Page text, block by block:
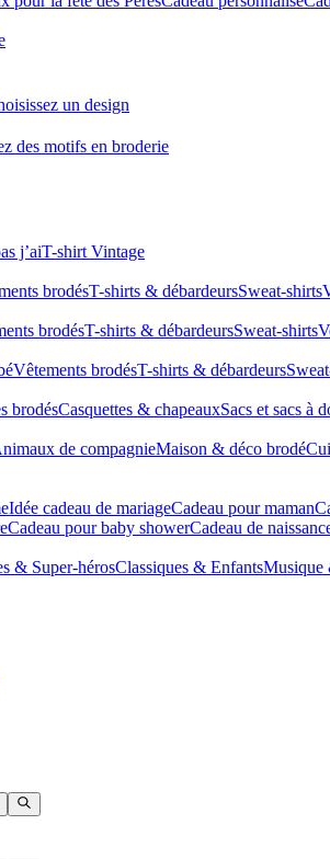
un design
des motifs en broderie
j’aiT-shirt Vintage
brodésT-shirts & débardeursSweat-shirts
brodésT-shirts & débardeursSweat-shirts
Vêtements brodésT-shirts & débardeurs
brodésCasquettes & chapeauxSacs et sacs à
de compagnieMaison & déco brodé
Idée cadeau de mariage​Cadeau pour maman
Cadeau pour baby showerCadeau de
& Super-hérosClassiques & EnfantsMusique